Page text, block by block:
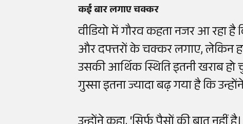
कई बार लगाए चक्कर
वीडियो में गौरव कहता नजर आ रहा
और दफ्तरों के चक्कर लगाए, लेकिन
उसकी आर्थिक स्थिति इतनी खराब हो
गुस्सा इतना ज्यादा बढ़ गया है कि